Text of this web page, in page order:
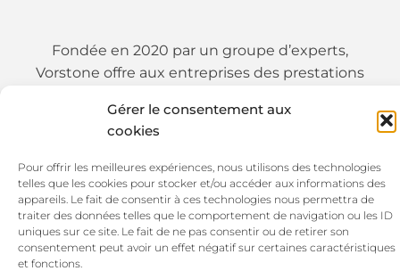
Gérer le consentement aux
cookies
Pour offrir les meilleures expériences, nous utilisons des technologies
telles que les cookies pour stocker et/ou accéder aux informations des
appareils. Le fait de consentir à ces technologies nous permettra de
traiter des données telles que le comportement de navigation ou les ID
uniques sur ce site. Le fait de ne pas consentir ou de retirer son
consentement peut avoir un effet négatif sur certaines caractéristiques
et fonctions.
Fondée en 2020 par un groupe d’experts,
Vorstone offre aux entreprises des prestations
prestations d’intégrations de solutions.
01 89 19 54 25